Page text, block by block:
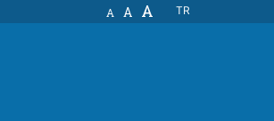
A A A TR